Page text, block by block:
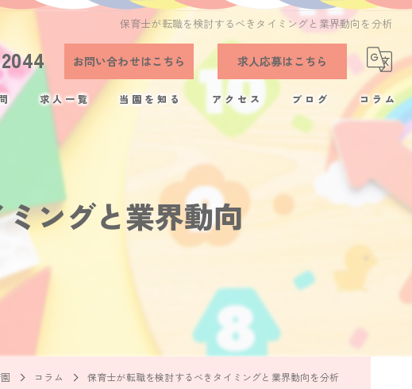
保育士が転職を検討するべきタイミングと業界動向を分析
お問い合わせはこちら 求人応募はこちら
求人一覧 当園を知る
残業少なめ
完全週休2日制
アクセス ブログ コラム
ングと業界動向
コラム 保育士が転職を検討するべきタイミングと業界動向を分析